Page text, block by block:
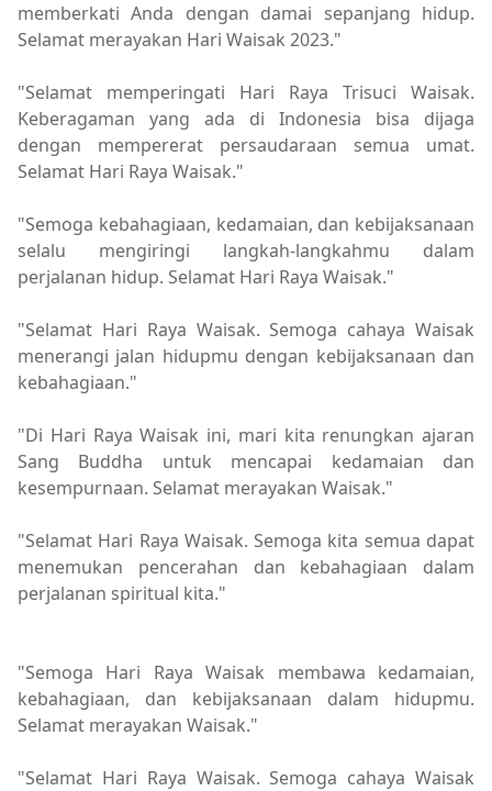
memberkati Anda dengan damai sepanjang hidup.
Selamat merayakan Hari Waisak 2023."
"Selamat memperingati Hari Raya Trisuci Waisak.
Keberagaman yang ada di Indonesia bisa dijaga
dengan mempererat persaudaraan semua umat.
Selamat Hari Raya Waisak."
"Semoga kebahagiaan, kedamaian, dan kebijaksanaan
selalu mengiringi langkah-langkahmu dalam
perjalanan hidup. Selamat Hari Raya Waisak."
"Selamat Hari Raya Waisak. Semoga cahaya Waisak
menerangi jalan hidupmu dengan kebijaksanaan dan
kebahagiaan."
"Di Hari Raya Waisak ini, mari kita renungkan ajaran
Sang Buddha untuk mencapai kedamaian dan
kesempurnaan. Selamat merayakan Waisak."
"Selamat Hari Raya Waisak. Semoga kita semua dapat
menemukan pencerahan dan kebahagiaan dalam
perjalanan spiritual kita."
"Semoga Hari Raya Waisak membawa kedamaian,
kebahagiaan, dan kebijaksanaan dalam hidupmu.
Selamat merayakan Waisak."
"Selamat Hari Raya Waisak. Semoga cahaya Waisak